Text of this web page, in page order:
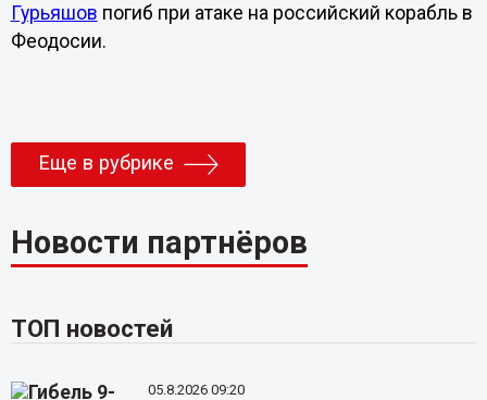
Гурьяшов погиб при атаке на российский корабль в
Феодосии.
Еще в рубрике
Новости партнёров
ТОП новостей
05.8.2026 09:20